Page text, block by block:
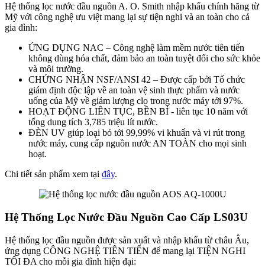
Hệ thống lọc nước đầu nguồn A. O. Smith nhập khẩu chính hãng từ
Mỹ với công nghệ ưu việt mang lại sự tiện nghi và an toàn cho cả
gia đình:
ỨNG DỤNG NAC – Công nghệ làm mềm nước tiên tiến
không dùng hóa chất, đảm bảo an toàn tuyệt đối cho sức khỏe
và môi trường.
CHỨNG NHẬN NSF/ANSI 42 – Được cấp bởi Tổ chức
giám định độc lập về an toàn vệ sinh thực phẩm và nước
uống của Mỹ về giảm lượng clo trong nước máy tới 97%.
HOẠT ĐỘNG LIÊN TỤC, BỀN BỈ - liên tục 10 năm với
tổng dung tích 3,785 triệu lít nước.
ĐÈN UV giúp loại bỏ tới 99,99% vi khuẩn và vi rút trong
nước máy, cung cấp nguồn nước AN TOÀN cho mọi sinh
hoạt.
Chi tiết sản phẩm xem tại đây.
Hệ Thống Lọc Nước Đầu Nguồn Cao Cấp LS03U
Hệ thống lọc đầu nguồn được sản xuất và nhập khẩu từ châu Âu,
ứng dụng CÔNG NGHỆ TIÊN TIẾN để mang lại TIỆN NGHI
TỐI ĐA cho mỗi gia đình hiện đại: